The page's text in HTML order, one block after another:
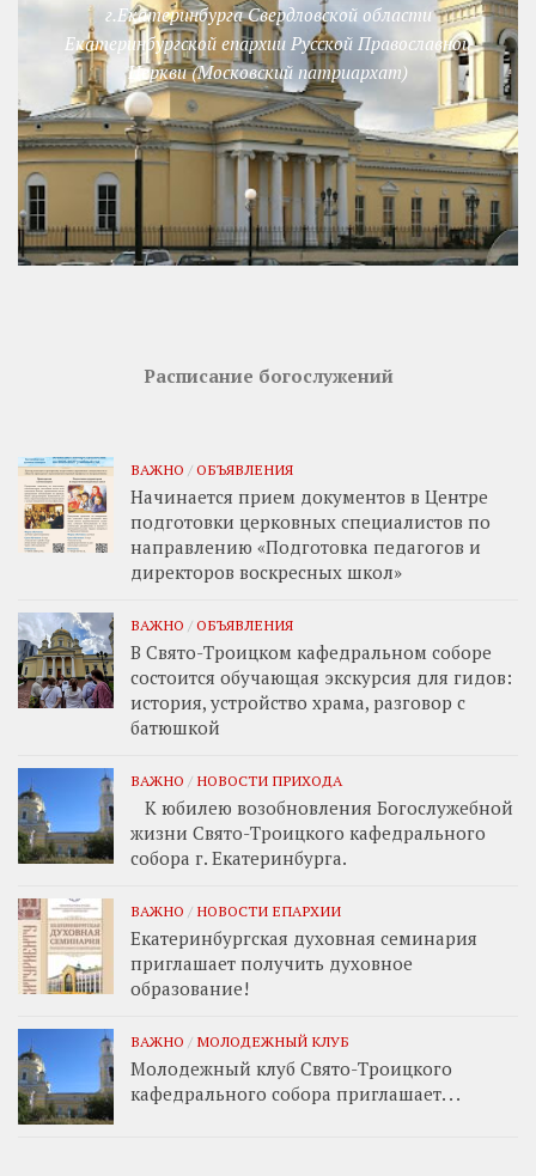
г.Екатеринбурга Свердловской области
Екатеринбургской епархии Русской Православной
Церкви (Московский патриархат)
Расписание богослужений
ВАЖНО / ОБЪЯВЛЕНИЯ
Начинается прием документов в Центре
подготовки церковных специалистов по
направлению «Подготовка педагогов и
директоров воскресных школ»
ВАЖНО / ОБЪЯВЛЕНИЯ
В Свято-Троицком кафедральном соборе
состоится обучающая экскурсия для гидов:
история, устройство храма, разговор с
батюшкой
ВАЖНО / НОВОСТИ ПРИХОДА
К юбилею возобновления Богослужебной
жизни Свято-Троицкого кафедрального
собора г. Екатеринбурга.
ВАЖНО / НОВОСТИ ЕПАРХИИ
Екатеринбургская духовная семинария
приглашает получить духовное
образование!
ВАЖНО / МОЛОДЕЖНЫЙ КЛУБ
Молодежный клуб Свято-Троицкого
кафедрального собора приглашает. . .